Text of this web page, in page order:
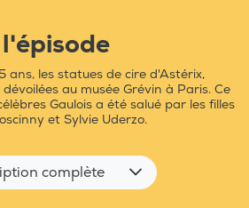
ans, les statues de cire d'Astérix,
au musée Grévin à Paris. Ce
Gaulois a été salué par les filles
et Sylvie Uderzo.
complète